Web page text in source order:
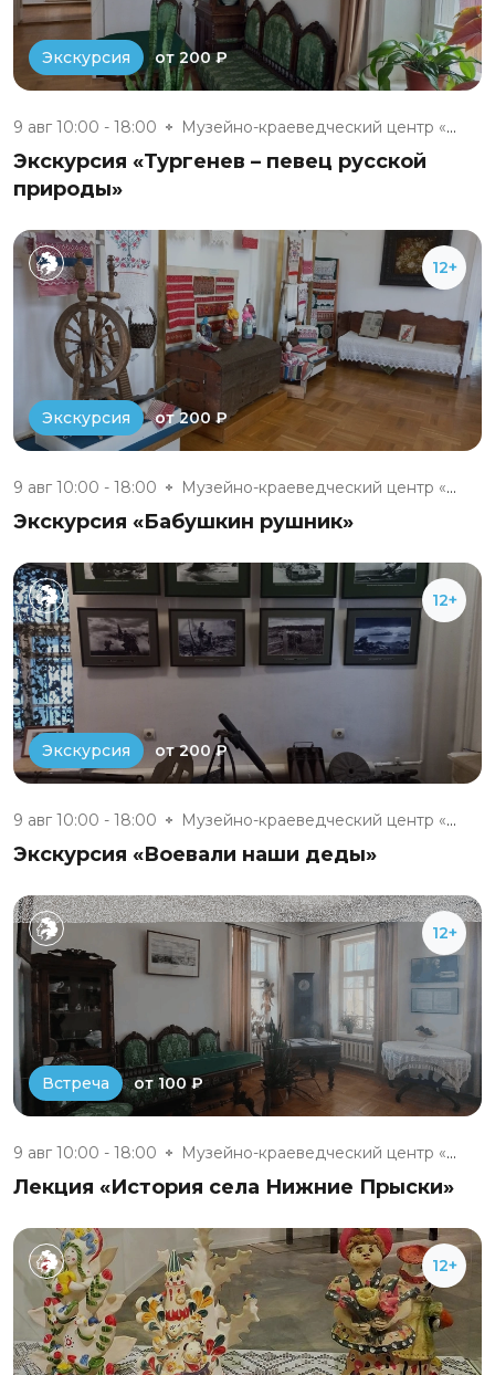
Экскурсия от 200 ₽
9 авг 10:00 - 18:00 Музейно-краеведческий центр «Д...
Экскурсия «Тургенев – певец русской
природы»
12+
Экскурсия от 200 ₽
9 авг 10:00 - 18:00 Музейно-краеведческий центр «Д...
Экскурсия «Бабушкин рушник»
12+
Экскурсия от 200 ₽
9 авг 10:00 - 18:00 Музейно-краеведческий центр «Д...
Экскурсия «Воевали наши деды»
12+
Встреча от 100 ₽
9 авг 10:00 - 18:00 Музейно-краеведческий центр «Д...
Лекция «История села Нижние Прыски»
12+